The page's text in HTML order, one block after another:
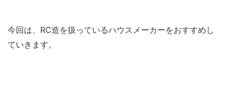
今回は、RC造を扱っているハウスメーカーをおすすめし
ていきます。